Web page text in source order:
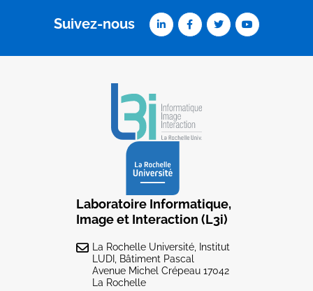
Suivez-nous
Laboratoire Informatique,
Image et Interaction (L3i)
La Rochelle Université, Institut
LUDI, Bâtiment Pascal
Avenue Michel Crépeau 17042
La Rochelle